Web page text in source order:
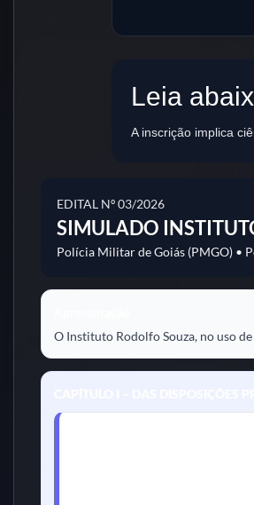
Leia
A inscrição implica
EDITAL Nº 03/2026
SIMULADO
Polícia Militar de Goiás (PMGO) •
O Instituto Rodolfo Souza, no uso